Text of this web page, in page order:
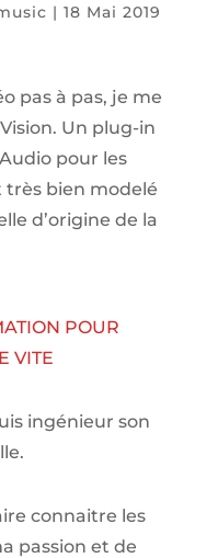
| 18 Mai 2019
pas à pas, je me
Un plug-in
pour les
très bien modelé
d’origine de la
POUR
VITE
ingénieur son
connaitre les
passion et de